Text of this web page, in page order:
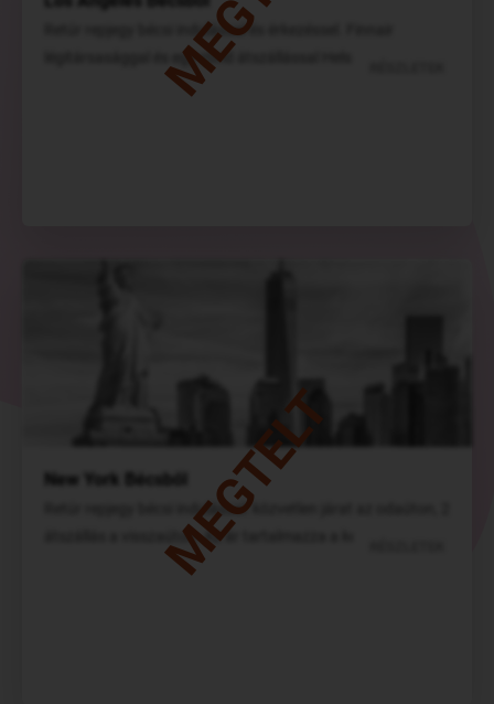
Retúr repjegy bécsi indulással és érkezéssel. Finnair
légitársasággal és egy rövid átszállással Helsinkiben.
MEGTELT
New York Bécsből
Retúr repjegy bécsi indulással: közvetlen járat az odaúton, 2
átszállás a visszaúton. Az ár tartalmazza a kézipoggyászt.